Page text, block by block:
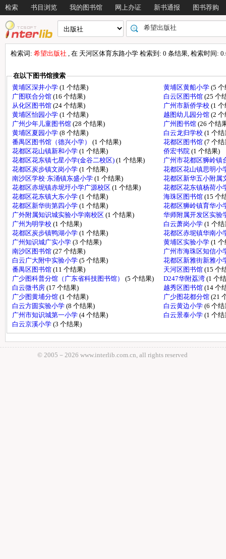
检索 书目浏览 我的图书馆 网上办证 新书通报 图书荐购
检索词: 希望出版社 , 在 天河区体育东路小学 检索到: 0 条结果, 检索时间:
在以下图书馆搜索
黄埔区深井小学 (1 个结果) 黄埔区黄船小学 (5
广图联合分馆 (16 个结果) 白云区图书馆 (25 个
从化区图书馆 (24 个结果) 广州市新侨学校 (1
黄埔区怡园小学 (1 个结果) 越图幼儿园分馆 (2
广州少年儿童图书馆 (28 个结果) 广州图书馆 (26 个结
黄埔区夏园小学 (8 个结果) 白云龙归学校 (1 个结
番禺区图书馆（德兴小学） (1 个结果) 花都区图书馆 (7 个结
花都区花山镇新和小学 (1 个结果) 侨宏书院 (1 个结果)
花都区花东镇七星小学(金谷二校区) (1 个结果)
广州市花都区狮岭镇
花都区炭步镇文岗小学 (1 个结果)
花都区花山镇思明小
南沙区学校·东涌镇东盛小学 (1 个结果)
花都区新华五小附属
花都区赤坭镇赤坭圩小学广源校区 (1 个结果)
花都区花东镇杨荷小
花都区花东镇大东小学 (1 个结果) 海珠区图书馆 (15 个
花都区新华街第四小学 (1 个结果)
花都区狮岭镇育华小
广外附属知识城实验小学南校区 (1 个结果)
华师附属开发区实验
广州为明学校 (1 个结果) 白云萧岗小学 (1 个结
花都区炭步镇鸭湖小学 (1 个结果)
花都区赤坭镇华南小
广州知识城广实小学 (3 个结果) 黄埔区实验小学 (1
南沙区图书馆 (27 个结果)
广州市海珠区知信小
白云广大附中实验小学 (5 个结果)
花都区新雅街新雅小
番禺区图书馆 (11 个结果) 天河区图书馆 (15 个
广少图科普分馆（广东省科技图书馆） (5 个结果) D247华附荔湾 (1 个
白云微书房 (17 个结果) 越秀区图书馆 (14 个
广少图黄埔分馆 (1 个结果) 广少图花都分馆 (21
白云方圆实验小学 (8 个结果) 白云黄边小学 (6 个结
广州市知识城第一小学 (4 个结果) 白云景泰小学 (1 个结
白云京溪小学 (3 个结果)
© 2005－ 2026 www.interlib.com.cn, all rights reserved